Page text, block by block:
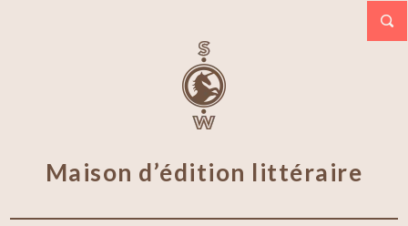
Maison d’édition littéraire